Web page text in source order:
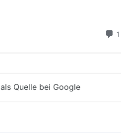
als Quelle bei Google